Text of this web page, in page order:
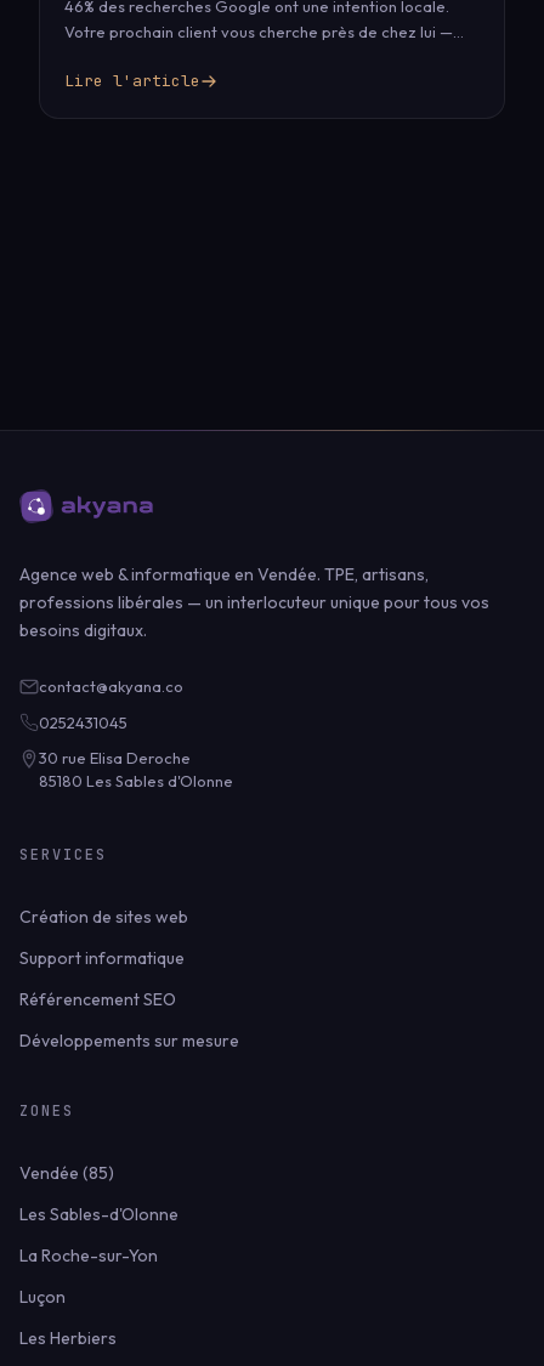
46% des recherches Google ont une intention locale.
Votre prochain client vous cherche près de chez lui —
Lire l'article
Agence web & informatique en Vendée. TPE, artisans,
professions libérales — un interlocuteur unique pour tous vos
besoins digitaux.
contact@akyana.co
0252431045
30 rue Elisa Deroche
85180 Les Sables d'Olonne
SERVICES
Création de sites web
Support informatique
Référencement SEO
Développements sur mesure
ZONES
Vendée (85)
Les Sables-d'Olonne
La Roche-sur-Yon
Luçon
Les Herbiers